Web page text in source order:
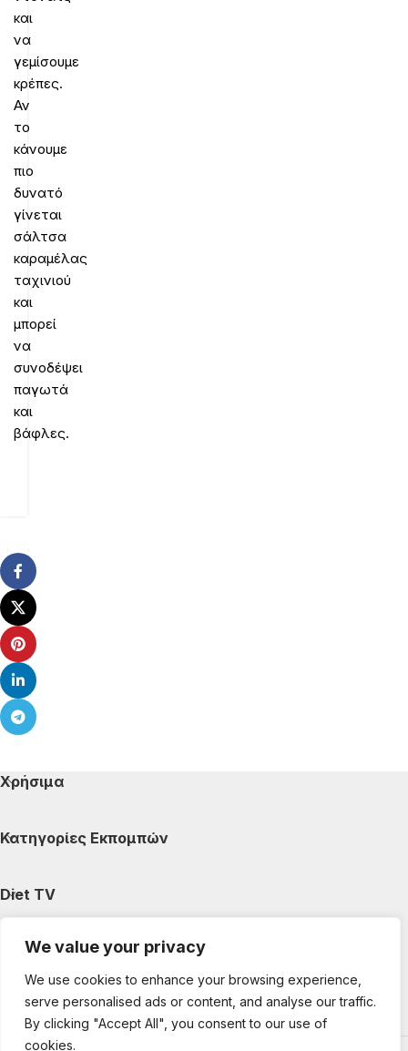
We value your privacy
We use cookies to enhance your browsing experience,
serve personalised ads or content, and analyse our traffic.
By clicking "Accept All", you consent to our use of
cookies.
και
να
γεμίσουμε
κρέπες.
Αν
το
κάνουμε
πιο
δυνατό
γίνεται
σάλτσα
καραμέλας
ταχινιού
και
μπορεί
να
συνοδέψει
παγωτά
και
βάφλες.
Χρήσιμα
Κατηγορίες Εκπομπών
Diet TV
Κατηγορίες Άρθρων
Ακολουθήστε μας
Copyright © 2025 DietTV. All Rights Reserved.